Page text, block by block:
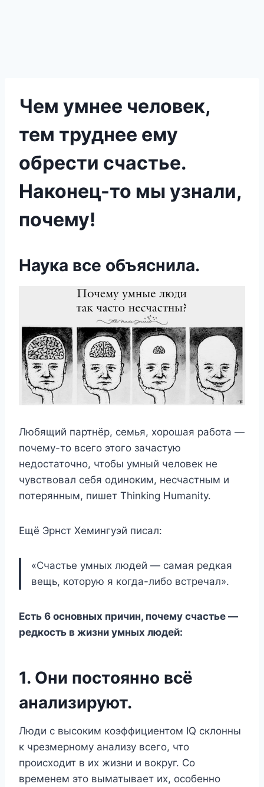
Чем умнее человек,
тем труднее ему
обрести счастье.
Наконец-то мы узнали,
почему!
Наука все объяснила.
Любящий партнёр, семья, хорошая работа —
почему-то всего этого зачастую
недостаточно, чтобы умный человек не
чувствовал себя одиноким, несчастным и
потерянным, пишет Thinking Humanity.
Ещё Эрнст Хемингуэй писал:
«Счастье умных людей — самая редкая
вещь, которую я когда-либо встречал».
Есть 6 основных причин, почему счастье —
редкость в жизни умных людей:
1. Они постоянно всё
анализируют.
Люди с высоким коэффициентом IQ склонны
к чрезмерному анализу всего, что
происходит в их жизни и вокруг. Со
временем это выматывает их, особенно